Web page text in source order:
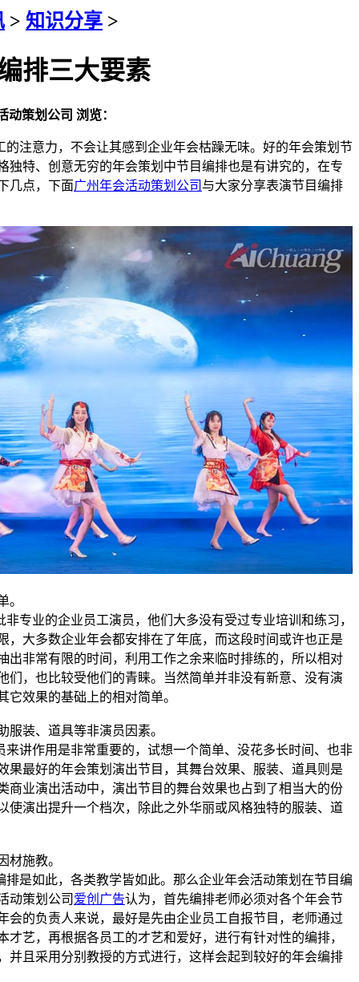
> 知识分享 >
排三大要素
动策划公司 浏览：
意力，不会让其感到企业年会枯躁无味。好的年会策划节
独特、创意无穷的年会策划中节目编排也是有讲究的，在专
几点，下面广州年会活动策划公司 与大家分享表演节目编排
。
业的企业员工演员，他们大多没有受过专业培训和练习，
，大多数企业年会都安排在了年底，而这段时间或许也正是
出非常有限的时间，利用工作之余来临时排练的，所以相对
们，也比较受他们的青睐。当然简单并非没有新意、没有演
效果的基础上的相对简单。
装、道具等非演员因素。
作用是非常重要的，试想一个简单、没花多长时间、也非
果最好的年会策划演出节目，其舞台效果、服装、道具则是
商业演出活动中，演出节目的舞台效果也占到了相当大的份
使演出提升一个档次，除此之外华丽或风格独特的服装、道
材施教。
如此，各类教学皆如此。那么企业年会活动策划在节目编
动策划公司 爱创广告认为，首先编排老师必须对各个年会节
会的负责人来说，最好是先由企业员工自报节目，老师通过
艺，再根据各员工的才艺和爱好，进行有针对性的编排，
并且采用分别教授的方式进行，这样会起到较好的年会编排